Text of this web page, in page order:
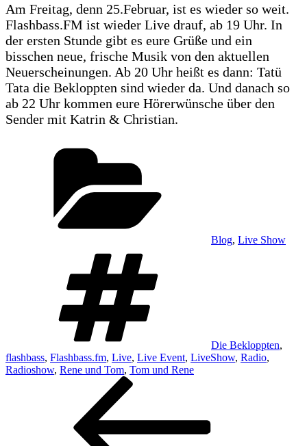
Am Freitag, denn 25.Februar, ist es wieder so weit.
Flashbass.FM ist wieder Live drauf, ab 19 Uhr. In
der ersten Stunde gibt es eure Grüße und ein
bisschen neue, frische Musik von den aktuellen
Neuerscheinungen. Ab 20 Uhr heißt es dann: Tatü
Tata die Bekloppten sind wieder da. Und danach so
ab 22 Uhr kommen eure Hörerwünsche über den
Sender mit Katrin & Christian.
Blog, Live Show
Die Bekloppten,
flashbass, Flashbass.fm, Live, Live Event, LiveShow, Radio,
Radioshow, Rene und Tom, Tom und Rene
Beitragsnavigation